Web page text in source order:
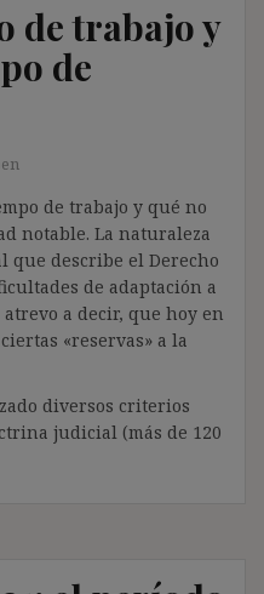
de trabajo y
de
de trabajo y qué no
notable. La naturaleza
que describe el Derecho
de adaptación a
a decir, que hoy en
«reservas» a la
diversos criterios
judicial (más de 120